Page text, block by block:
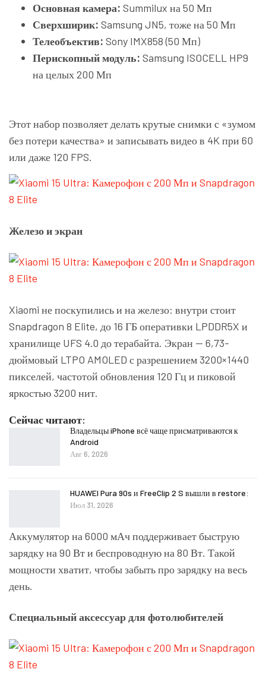
Основная камера: Summilux на 50 Мп
Сверхширик: Samsung JN5, тоже на 50 Мп
Телеобъектив: Sony IMX858 (50 Мп)
Перископный модуль: Samsung ISOCELL HP9
на целых 200 Мп
Этот набор позволяет делать крутые снимки с «зумом
без потери качества» и записывать видео в 4K при 60
или даже 120 FPS.
Железо и экран
Xiaomi не поскупились и на железо: внутри стоит
Snapdragon 8 Elite, до 16 ГБ оперативки LPDDR5X и
хранилище UFS 4.0 до терабайта. Экран — 6,73-
дюймовый LTPO AMOLED с разрешением 3200×1440
пикселей, частотой обновления 120 Гц и пиковой
яркостью 3200 нит.
Сейчас читают:
Владельцы iPhone всё чаще присматриваются к
Android
Авг 6, 2026
HUAWEI Pura 90s и FreeClip 2 S вышли в restore:
Июл 31, 2026
Аккумулятор на 6000 мАч поддерживает быструю
зарядку на 90 Вт и беспроводную на 80 Вт. Такой
мощности хватит, чтобы забыть про зарядку на весь
день.
Специальный аксессуар для фотолюбителей